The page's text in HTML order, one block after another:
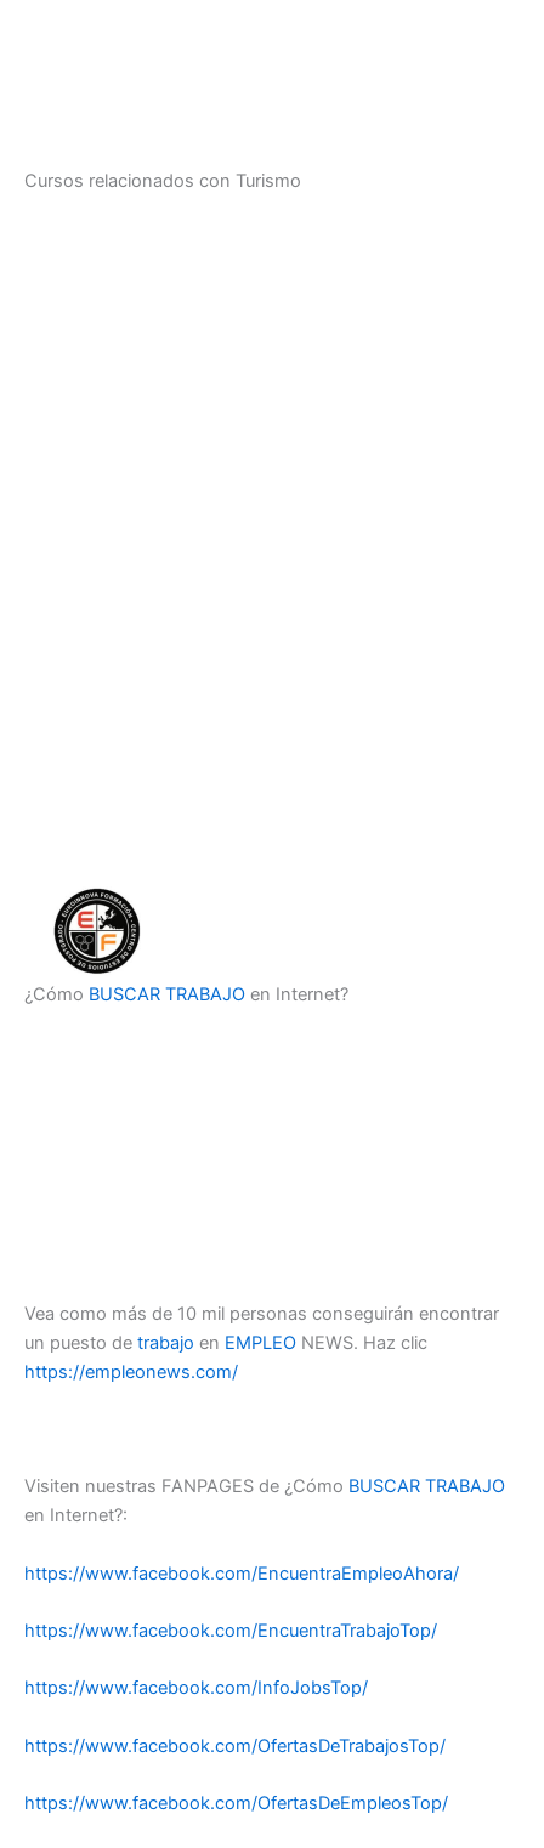
Cursos relacionados con Turismo
¿Cómo BUSCAR TRABAJO en Internet?
Vea como más de 10 mil personas conseguirán encontrar
un puesto de trabajo en EMPLEO NEWS. Haz clic
https://empleonews.com/
Visiten nuestras FANPAGES de ¿Cómo BUSCAR TRABAJO
en Internet?:
https://www.facebook.com/EncuentraEmpleoAhora/
https://www.facebook.com/EncuentraTrabajoTop/
https://www.facebook.com/InfoJobsTop/
https://www.facebook.com/OfertasDeTrabajosTop/
https://www.facebook.com/OfertasDeEmpleosTop/